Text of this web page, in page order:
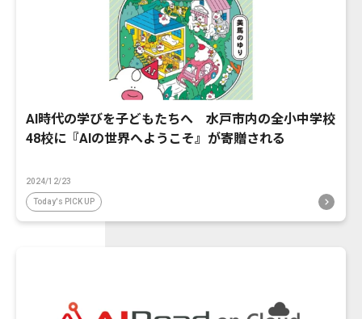
AI時代の学びを子どもたちへ 水戸市内の全小中学校
48校に『AIの世界へようこそ』が寄贈される
2024/12/23
Today's PICK UP